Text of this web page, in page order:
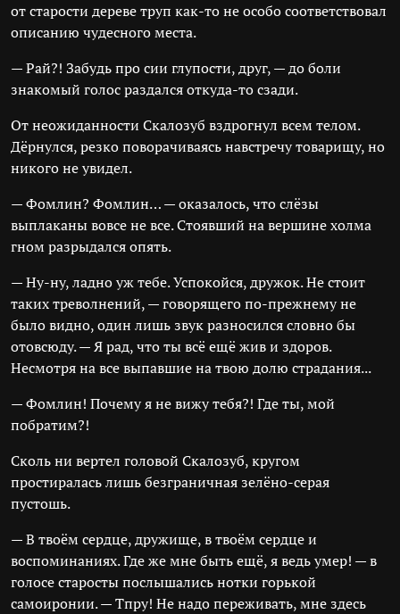
от старости дереве труп как-то не особо соответствовал
описанию чудесного места.
— Рай?! Забудь про сии глупости, друг, — до боли
знакомый голос раздался откуда-то сзади.
От неожиданности Скалозуб вздрогнул всем телом.
Дёрнулся, резко поворачиваясь навстречу товарищу, но
никого не увидел.
— Фомлин? Фомлин… — оказалось, что слёзы
выплаканы вовсе не все. Стоявший на вершине холма
гном разрыдался опять.
— Ну-ну, ладно уж тебе. Успокойся, дружок. Не стоит
таких треволнений, — говорящего по-прежнему не
было видно, один лишь звук разносился словно бы
отовсюду. — Я рад, что ты всё ещё жив и здоров.
Несмотря на все выпавшие на твою долю страдания...
— Фомлин! Почему я не вижу тебя?! Где ты, мой
побратим?!
Сколь ни вертел головой Скалозуб, кругом
простиралась лишь безграничная зелёно-серая
пустошь.
— В твоём сердце, дружище, в твоём сердце и
воспоминаниях. Где же мне быть ещё, я ведь умер! — в
голосе старосты послышались нотки горькой
самоиронии. — Тпру! Не надо переживать, мне здесь